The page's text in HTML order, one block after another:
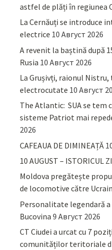
astfel de plăți în regiunea
La Cernăuți se introduce
electrice 10 Август 2026
A revenit la baștină după
Rusia 10 Август 2026
La Grușivți, raionul
electrocutate 10 Август
The Atlantic: SUA se tem
sisteme Patriot mai
2026
CAFEAUA DE DIMINEAȚĂ
10 AUGUST – ISTORICUL
Moldova pregătește
de locomotive către
Personalitate legendară
Bucovina 9 Август 2026
CT Ciudei a urcat cu 7
comunităților teritoriale